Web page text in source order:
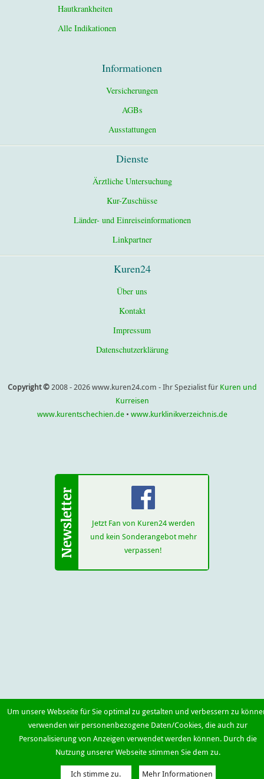
Hautkrankheiten
Alle Indikationen
Informationen
Versicherungen
AGBs
Ausstattungen
Dienste
Ärztliche Untersuchung
Kur-Zuschüsse
Länder- und Einreiseinformationen
Linkpartner
Kuren24
Über uns
Kontakt
Impressum
Datenschutzerklärung
Copyright ©2008 - 2026 www.kuren24.com - Ihr Spezialist für Kuren und
Kurreisen
www.kurentschechien.de• www.kurklinikverzeichnis.de
Jetzt Fan von Kuren24 werden
und kein Sonderangebot mehr
verpassen!
Um unsere Webseite für Sie optimal zu gestalten und verbessern zu
verwenden wir personenbezogene Daten/Cookies, die auch zur
Personalisierung von Anzeigen verwendet werden können. Durch die
Nutzung unserer Webseite stimmen Sie dem zu.
Ich stimme zu. Mehr Informationen